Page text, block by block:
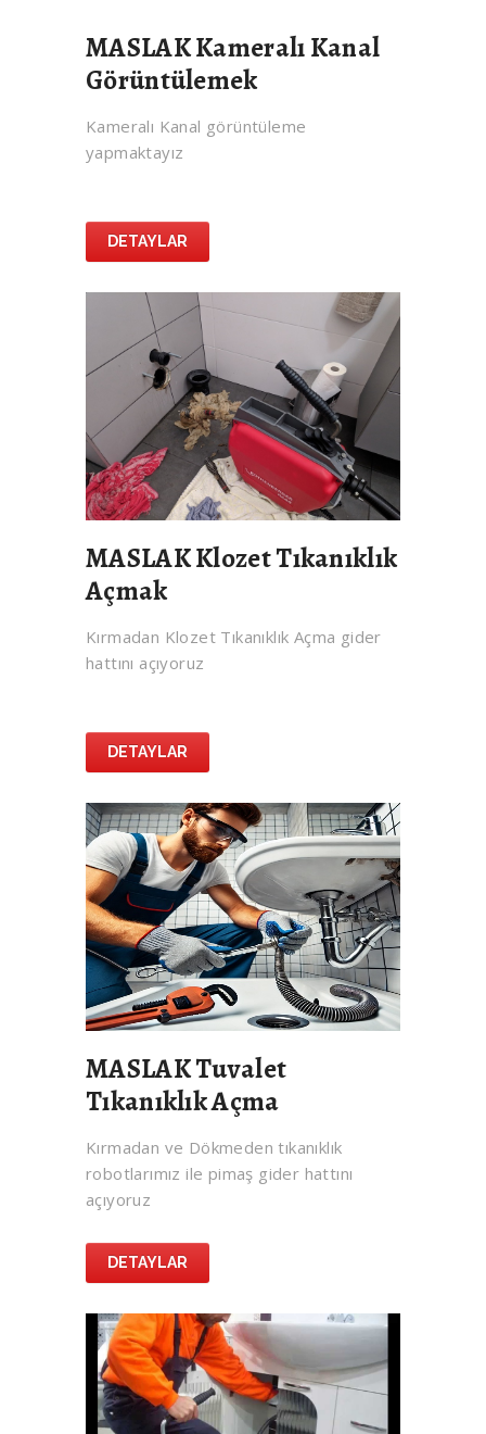
MASLAK Kameralı Kanal
Görüntülemek
Kameralı Kanal görüntüleme
yapmaktayız
DETAYLAR
MASLAK Klozet Tıkanıklık
Açmak
Kırmadan Klozet Tıkanıklık Açma gider
hattını açıyoruz
DETAYLAR
MASLAK Tuvalet
Tıkanıklık Açma
Kırmadan ve Dökmeden tıkanıklık
robotlarımız ile pimaş gider hattını
açıyoruz
DETAYLAR